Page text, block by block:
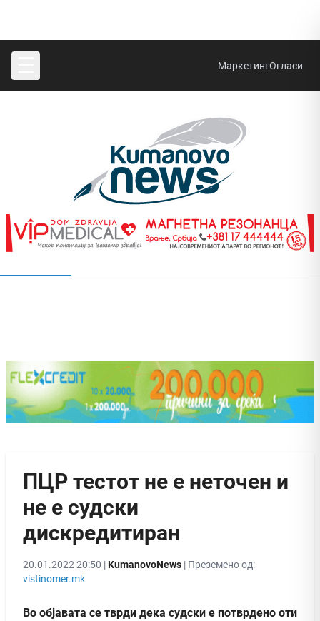
МаркетингОгласи
ПЦР тестот не е неточен и
не е судски
дискредитиран
20.01.2022 20:50 |KumanovoNews | Преземено од:
vistinomer.mk
Во објавата се тврди дека судски е потврдено оти